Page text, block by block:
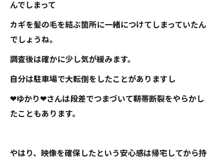
んでしまって
カギを髪の毛を結ぶ箇所に一緒につけてしまっていたん
でしょうね。
調査後は確かに少し気が緩みます。
自分は駐車場で大転倒をしたことがありますし
❤ゆかり❤さんは段差でつまづいて靭帯断裂をやらかし
たこともあります。
やはり、映像を確保したという安心感は帰宅してから持